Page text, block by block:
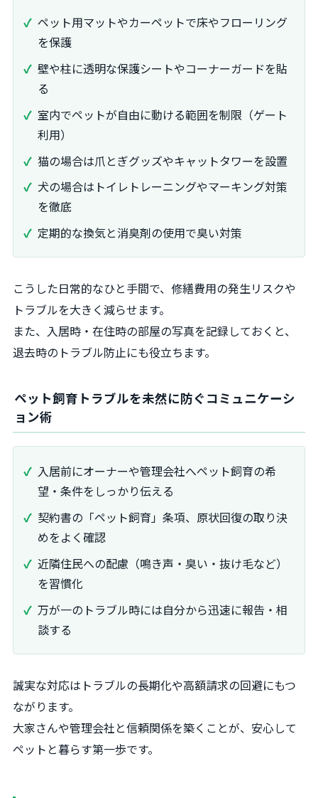
ペット用マットやカーペットで床やフローリング
を保護
壁や柱に透明な保護シートやコーナーガードを貼
る
室内でペットが自由に動ける範囲を制限（ゲート
利用）
猫の場合は爪とぎグッズやキャットタワーを設置
犬の場合はトイレトレーニングやマーキング対策
を徹底
定期的な換気と消臭剤の使用で臭い対策
こうした日常的なひと手間で、修繕費用の発生リスクや
トラブルを大きく減らせます。
また、入居時・在住時の部屋の写真を記録しておくと、
退去時のトラブル防止にも役立ちます。
ペット飼育トラブルを未然に防ぐコミュニケーシ
ョン術
入居前にオーナーや管理会社へペット飼育の希
望・条件をしっかり伝える
契約書の「ペット飼育」条項、原状回復の取り決
めをよく確認
近隣住民への配慮（鳴き声・臭い・抜け毛など）
を習慣化
万が一のトラブル時には自分から迅速に報告・相
談する
誠実な対応はトラブルの長期化や高額請求の回避にもつ
ながります。
大家さんや管理会社と信頼関係を築くことが、安心して
ペットと暮らす第一歩です。